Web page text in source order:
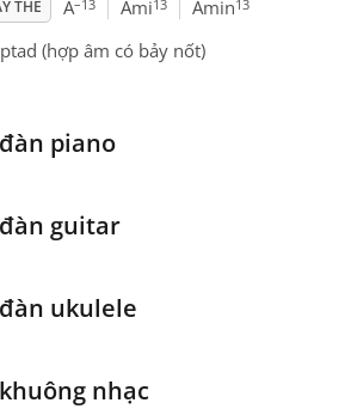
THẾ A–13 Ami13 Amin13
(hợp âm có bảy nốt)
piano
guitar
ukulele
nhạc